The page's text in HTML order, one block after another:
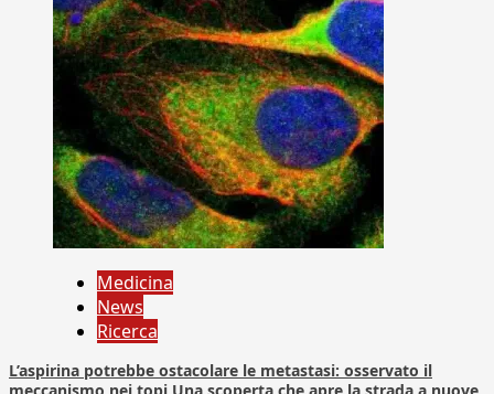
Medicina
News
Ricerca
L’aspirina potrebbe ostacolare le metastasi: osservato il